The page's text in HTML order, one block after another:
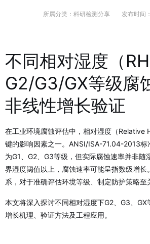
所属分类： 科研检测分享 发布时间：
不同相对湿度（
G2/G3/GX等级腐
非线性增长验证
在工业环境腐蚀评估中，相对湿度（Relative
键的影响因素之一。ANSI/ISA-71.04-2013标
为G1、G2、G3等级，但实际腐蚀速率并非
界湿度阈值以上，腐蚀速率可能呈指数级增长
系，对于准确评估环境等级、制定防护策略至
本文将深入探讨不同相对湿度下G2、G3、GX
增长机理、验证方法及工程应用。